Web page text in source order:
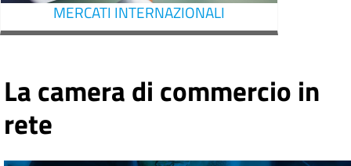
MERCATI INTERNAZIONALI
La camera di commercio in
rete